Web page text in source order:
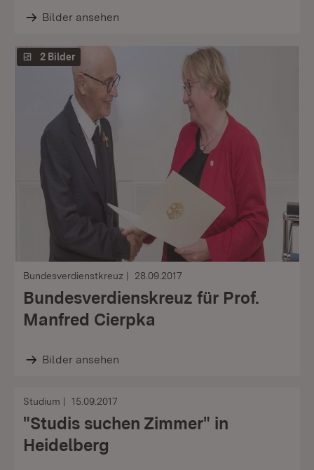
Bilder ansehen
2 Bilder
Bundesverdienstkreuz 28.09.2017
Bundesverdienskreuz für Prof.
Manfred Cierpka
Bilder ansehen
Studium 15.09.2017
"Studis suchen Zimmer" in
Heidelberg